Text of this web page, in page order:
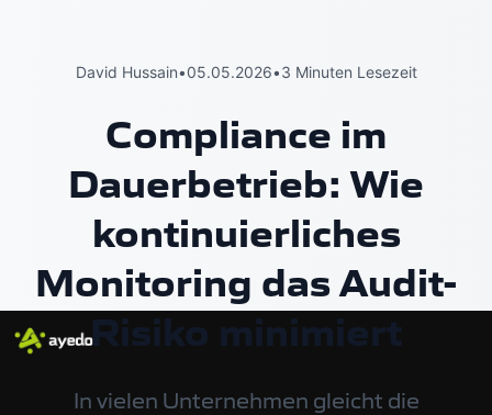
David Hussain•05.05.2026•3 Minuten Lesezeit
Compliance im
Dauerbetrieb: Wie
kontinuierliches
Monitoring das Audit-
Risiko minimiert
In vielen Unternehmen gleicht die